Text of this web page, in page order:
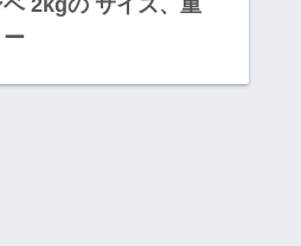
2kgの サイズ、重